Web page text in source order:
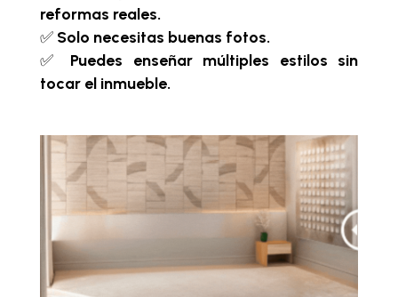
reformas reales.
✅ Solo necesitas buenas fotos.
✅ Puedes enseñar múltiples estilos sin
tocar el inmueble.